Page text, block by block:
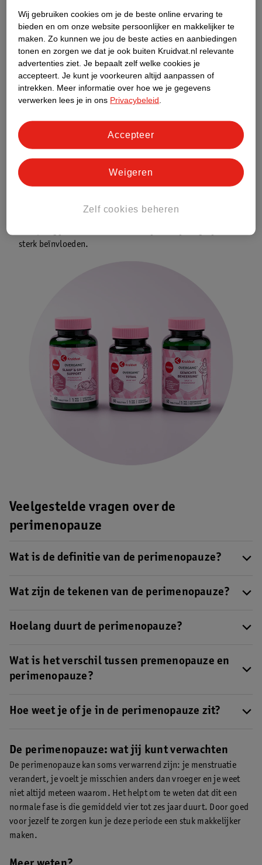
Zorg voor een gezond voedingspatroon met veel groenten,
fruit, volkoren granen, eiwitten en gezonde vetten.
Blijf bewegen: wandelen, fietsen of krachttraining helpen om
je fit te blijven voelen.
Plan rustmomenten in om stress te verminderen, bijvoorbeeld
met yoga, meditatie of ademhalingsoefeningen.
Ga op tijd naar bed en elke avond rond dezelfde tijd.
meer over slapen tijdens de overgang
Overweeg een supplement: er zijn supplementen die speciaal
ontwikkeld zijn voor vrouwen in de overgang. Je vindt ze in
ons schap metovergangssupplementen. Kijk altijd goed op de
sterk beïnvloeden.
Veelgestelde vragen over de
perimenopauze
Wat is de definitie van de perimenopauze?
veranderen . Deze fase duurt tot één jaar na je laatste
Wat zijn de tekenen van de perimenopauze?
menstruaties, opvliegers, nachtelijk zweten, vaginale
Hoelang duurt de perimenopauze?
korter of langer zijn.
Wat is het verschil tussen premenopauze en
perimenopauze?
te veranderen maar de cyclus vaak nog normaal is. De
Hoe weet je of je in de perimenopauze zit?
een kortere of langere cyclus of een menstruatie die overslaat.
Vaak komen daar verschijnselen als opvliegers of nachtzweten
.
De perimenopauze: wat jij kunt verwachten
De perimenopauze kan soms verwarrend zijn: je menstruatie
verandert, je voelt je misschien anders dan vroeger en je weet
niet altijd meteen waarom. Het helpt om te weten dat dit een
normale fase is die gemiddeld vier tot zes jaar duurt. Door goed
voor jezelf te zorgen kun je deze periode een stuk makkelijker
maken.
Wij gebruiken cookies om je de beste online ervaring te
bieden en om onze website persoonlijker en makkelijker te
maken. Zo kunnen we jou de beste acties en aanbiedingen
tonen en zorgen we dat je ook buiten Kruidvat.nl relevante
advertenties ziet. Je bepaalt zelf welke cookies je
accepteert. Je kunt je voorkeuren altijd aanpassen of
intrekken.
Meer informatie over hoe we je gegevens
verwerken lees je in ons Privacybeleid
Zelf cookies beheren
Weigeren
Accepteer